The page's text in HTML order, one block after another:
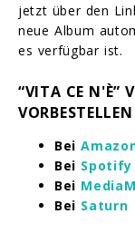
jetzt über den
neue Album
es verfügbar ist.
“VITA CE N'È”
Bei
Bei Spotify
Bei
Bei Saturn